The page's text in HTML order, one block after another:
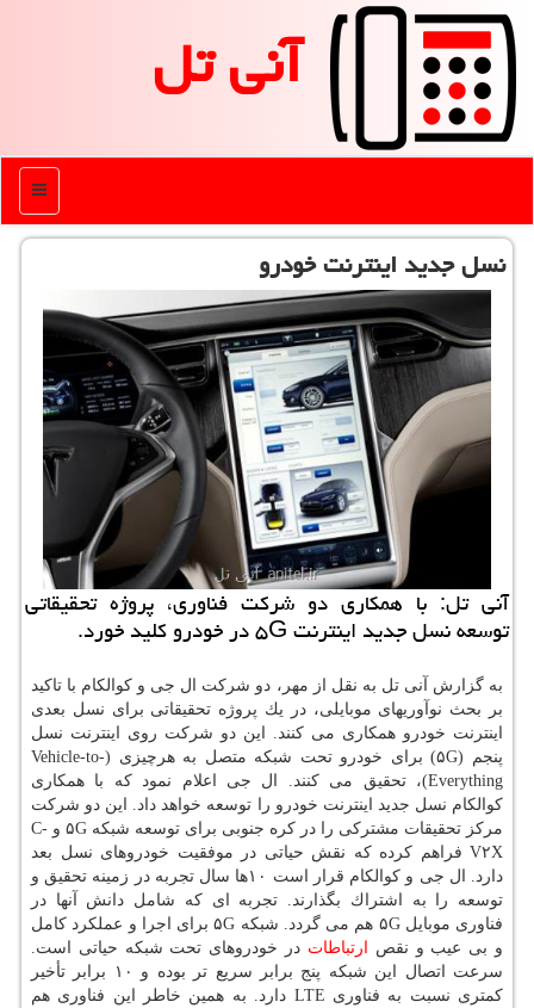
آنی تل
منو
نسل جدید اینترنت خودرو
آنی تل: با همكاری دو شركت فناوری، پروژه تحقیقاتی
توسعه نسل جدید اینترنت ۵G در خودرو كلید خورد.
به گزارش آنی تل به نقل از مهر، دو شركت ال جی و كوالكام با تاكید
بر بحث نوآوریهای موبایلی، در یك پروژه تحقیقاتی برای نسل بعدی
اینترنت خودرو همكاری می كنند. این دو شركت روی اینترنت نسل
پنجم (۵G) برای خودرو تحت شبكه متصل به هرچیزی (Vehicle-to-
Everything)، تحقیق می كنند. ال جی اعلام نمود كه با همكاری
كوالكام نسل جدید اینترنت خودرو را توسعه خواهد داد. این دو شركت
مركز تحقیقات مشتركی را در كره جنوبی برای توسعه شبكه ۵G و C-
V۲X فراهم كرده كه نقش حیاتی در موفقیت خودروهای نسل بعد
دارد. ال جی و كوالكام قرار است ۱۰ها سال تجربه در زمینه تحقیق و
توسعه را به اشتراك بگذارند. تجربه ای كه شامل دانش آنها در
فناوری موبایل ۵G هم می گردد. شبكه ۵G برای اجرا و عملكرد كامل
و بی عیب و نقص ارتباطات در خودروهای تحت شبكه حیاتی است.
سرعت اتصال این شبكه پنج برابر سریع تر بوده و ۱۰ برابر تأخیر
كمتری نسبت به فناوری LTE دارد. به همین خاطر این فناوری هم